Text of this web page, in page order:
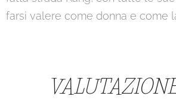
farsi valere come donna e come